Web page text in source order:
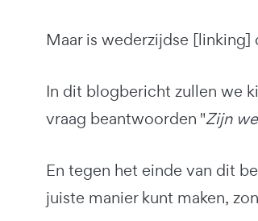
Maar is wederzijdse [linking]
In dit blogbericht zullen we
vraag beantwoorden "Zijn
En tegen het einde van dit
juiste manier kunt maken,